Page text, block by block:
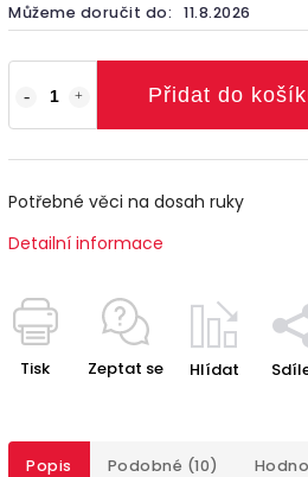
Můžeme doručit do: 11.8.2026
Přidat do
Potřebné věci na dosah ruky
Detailní informace
Tisk Zeptat se Hlídat
Popis Podobné (10)